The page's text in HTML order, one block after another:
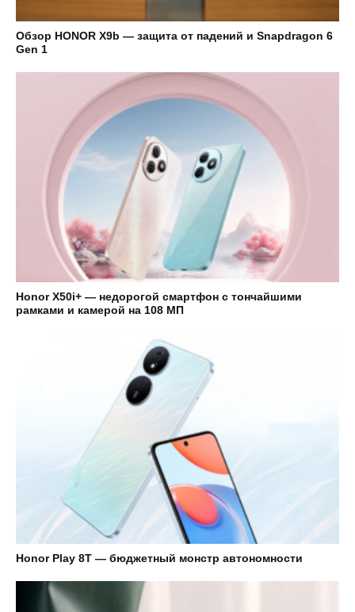
Обзор HONOR X9b — защита от падений и Snapdragon 6
Gen 1
Honor X50i+ — недорогой смартфон с тончайшими
рамками и камерой на 108 МП
Honor Play 8T — бюджетный монстр автономности